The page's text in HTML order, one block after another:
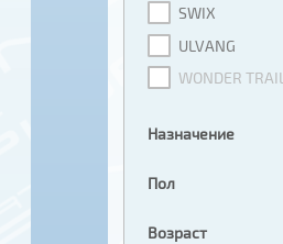
SWIX
ULVANG
WONDER TRAIL
Назначение
Пол
Возраст